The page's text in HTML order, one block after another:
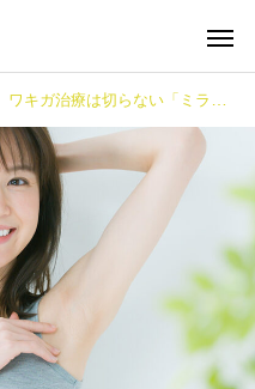
子どもミラ
ワキガ治療は切らない「ミラドライ」がおすすめ！